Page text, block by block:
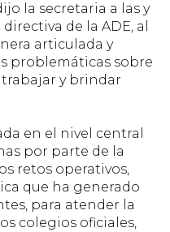
la secretaria a las y
de la ADE, al
articulada y
problemáticas sobre
trabajar y brindar
en el nivel central
por parte de la
retos operativos,
que ha generado
para atender la
colegios oficiales,